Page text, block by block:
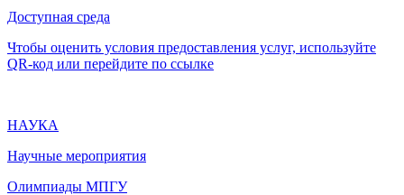
Доступная среда
Чтобы оценить условия предоставления услуг, используйте
QR-код или перейдите по ссылке
НАУКА
Научные мероприятия
Олимпиады МПГУ